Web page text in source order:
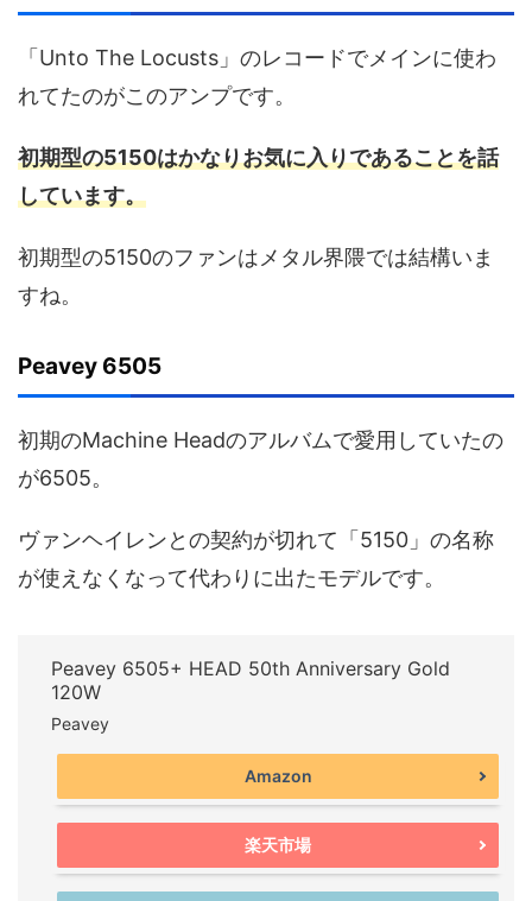
「Unto The Locusts」のレコードでメインに使わ
れてたのがこのアンプです。
初期型の5150はかなりお気に入りであることを話
しています。
初期型の5150のファンはメタル界隈では結構いま
すね。
Peavey 6505
初期のMachine Headのアルバムで愛用していたの
が6505。
ヴァンヘイレンとの契約が切れて「5150」の名称
が使えなくなって代わりに出たモデルです。
Peavey 6505+ HEAD 50th Anniversary Gold
120W
Peavey
Amazon
楽天市場